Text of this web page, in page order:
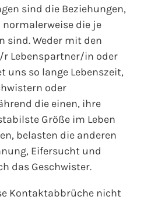
sind die Beziehungen,
normalerweise die je
sind. Weder mit den
Lebenspartner/in oder
uns so lange Lebenszeit,
oder
die einen, ihre
Größe im Leben
belasten die anderen
Eifersucht und
das Geschwister.
Kontaktabbrüche nicht